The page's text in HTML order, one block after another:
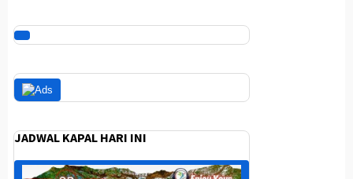
JADWAL KAPAL HARI INI